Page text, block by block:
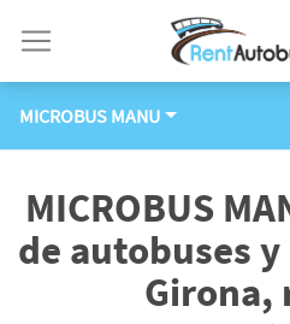
MICROBUS MANU
MICROBUS
de autobuses
Girona,